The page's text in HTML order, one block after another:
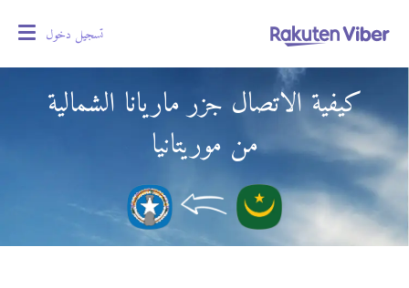
تسجيل دخول
كيفية الاتصال جزر ماريانا الشمالية
من موريتانيا